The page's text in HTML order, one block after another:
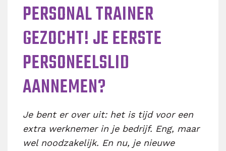
PERSONAL TRAINER
GEZOCHT! JE EERSTE
PERSONEELSLID
AANNEMEN?
Je bent er over uit: het is tijd voor een
extra werknemer in je bedrijf. Eng, maar
wel noodzakelijk. En nu, je nieuwe